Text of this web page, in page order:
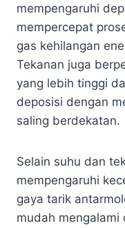
mempengaruhi
mempercepat
gas kehilangan
Tekanan juga
yang lebih tinggi
deposisi dengan
saling berdekatan.
Selain suhu dan
mempengaruhi
gaya tarik
mudah